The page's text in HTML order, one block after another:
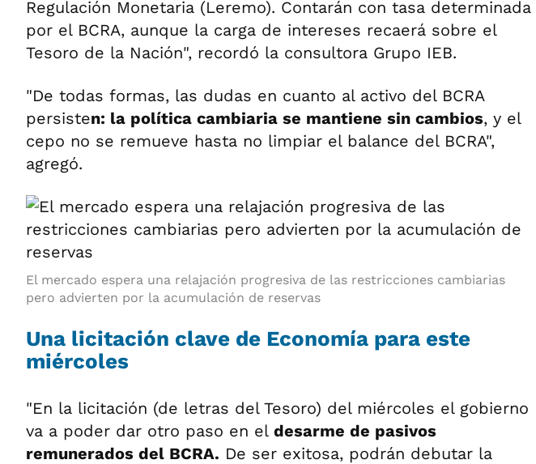
Regulación Monetaria (Leremo). Contarán con tasa determinada
por el BCRA, aunque la carga de intereses recaerá sobre el
Tesoro de la Nación", recordó la consultora Grupo IEB.
"De todas formas, las dudas en cuanto al activo del BCRA
persisten: la política cambiaria se mantiene sin cambios, y el
cepo no se remueve hasta no limpiar el balance del BCRA",
agregó.
El mercado espera una relajación progresiva de las restricciones cambiarias
pero advierten por la acumulación de reservas
Una licitación clave de Economía para este
miércoles
"En la licitación (de letras del Tesoro) del miércoles el gobierno
va a poder dar otro paso en el desarme de pasivos
remunerados del BCRA. De ser exitosa, podrán debutar la